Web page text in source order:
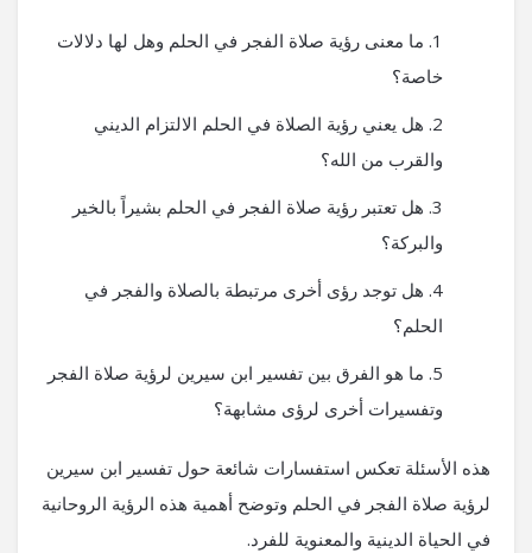
ما معنى رؤية صلاة الفجر في الحلم وهل لها دلالات
خاصة؟
هل يعني رؤية الصلاة في الحلم الالتزام الديني
والقرب من الله؟
هل تعتبر رؤية صلاة الفجر في الحلم بشيراً بالخير
والبركة؟
هل توجد رؤى أخرى مرتبطة بالصلاة والفجر في
الحلم؟
ما هو الفرق بين تفسير ابن سيرين لرؤية صلاة الفجر
وتفسيرات أخرى لرؤى مشابهة؟
هذه الأسئلة تعكس استفسارات شائعة حول تفسير ابن سيرين
لرؤية صلاة الفجر في الحلم وتوضح أهمية هذه الرؤية الروحانية
في الحياة الدينية والمعنوية للفرد.